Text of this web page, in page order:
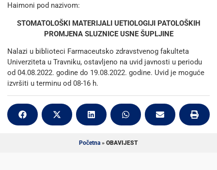
Haimoni pod nazivom:
STOMATOLOŠKI MATERIJALI UETIOLOGIJI PATOLOŠKIH
PROMJENA SLUZNICE USNE ŠUPLJINE
Nalazi u biblioteci Farmaceutsko zdravstvenog fakulteta
Univerziteta u Travniku, ostavljeno na uvid javnosti u periodu
od 04.08.2022. godine do 19.08.2022. godine. Uvid je moguće
izvršiti u terminu od 08-16 h.
Početna » OBAVIJEST